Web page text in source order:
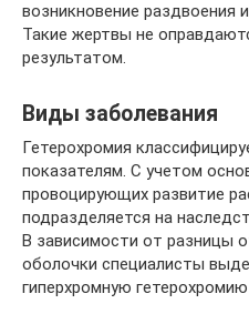
возникновение раздвоения
Такие жертвы не
результатом.
Виды заболевания
Гетерохромия
показателям. С учетом
провоцирующих развитие
подразделяется на
В зависимости от разницы
оболочки специалисты
гиперхромную